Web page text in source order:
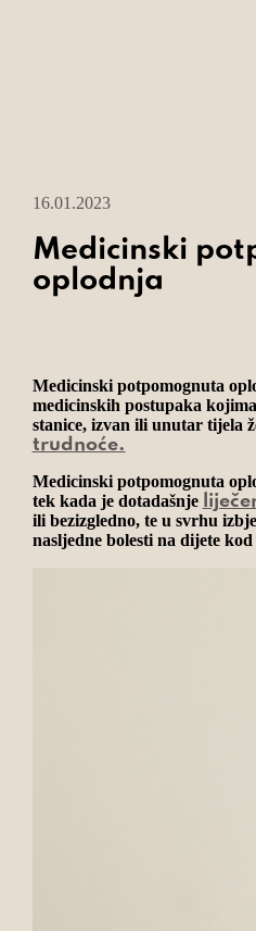
16.01.2023
Medicinski
oplodnja
Medicinski potpomognuta
medicinskih postupaka
stanice, izvan ili unutar tijela
trudnoće.
Medicinski potpomognuta
tek kada je dotadašnje
ili bezizgledno, te u svrhu
nasljedne bolesti na dijete